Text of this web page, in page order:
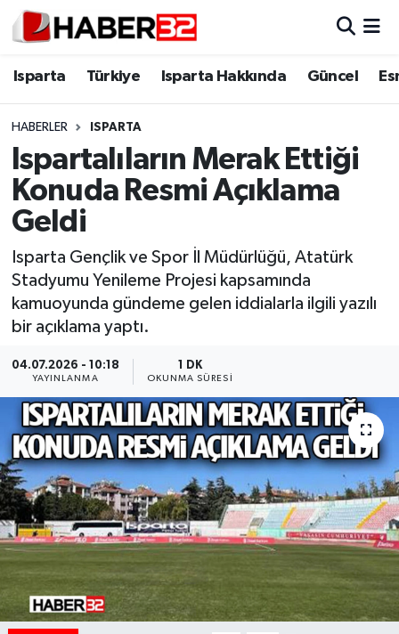
Isparta Türkiye Isparta Hakkında Güncel
HABERLER ISPARTA
Ispartalıların Merak Ettiği
Konuda Resmi Açıklama
Geldi
Isparta Gençlik ve Spor İl Müdürlüğü, Atatürk
Stadyumu Yenileme Projesi kapsamında
kamuoyunda gündeme gelen iddialarla ilgili yazılı
bir açıklama yaptı.
04.07.2026 - 10:18
YAYINLANMA
1 DK
OKUNMA SÜRESI
Isparta
Esnaf Diyor ki;
ASAYİŞ
BİLİM VE TEKNOLOJİ
EĞİTİM
GENEL
Güncel
HABERDE İNSAN
İlginç
KÜLTÜR SANAT
MAGAZİN
Oyun
Isparta Nöbetçi Eczaneler
Isparta Trafik Yoğunluk Haritası
Süper Lig Puan Durumu ve Fikstür
Tüm Manşetler
Son Dakika Haberleri
Haber Arşivi